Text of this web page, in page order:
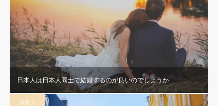
日本人は日本人同士で結婚するのが良いのでしょうか
旅先で